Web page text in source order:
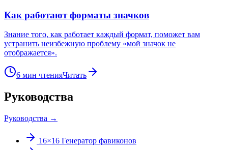
Как работают форматы значков
Знание того, как работает каждый формат, поможет вам
устранить неизбежную проблему «мой значок не
отображается».
6 мин чтенияЧитать
Руководства
Руководства →
16×16 Генератор фавиконов